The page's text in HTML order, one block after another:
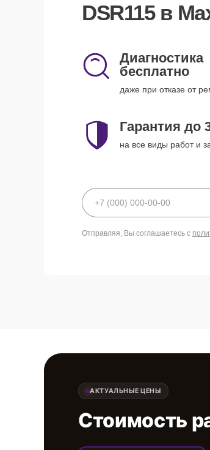
DSR115в
Диагностика
бесплатно
даже при отказе от
Гарантия до
на все виды работ и
Отправляя, Вы соглашаетесь с
АКТУАЛЬНЫЕ ЦЕНЫ
Стоимость